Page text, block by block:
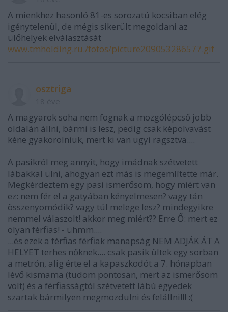
A mienkhez hasonló 81-es sorozatú kocsiban elég
igénytelenül, de mégis sikerült megoldani az
ülőhelyek elválasztását
www.tmholding.ru./fotos/picture209053286577.gif
osztriga
A magyarok soha nem fognak a mozgólépcső jobb
oldalán állni, bármi is lesz, pedig csak képolvavást
kéne gyakorolniuk, mert ki van ugyi ragsztva....
A pasikról meg annyit, hogy imádnak szétvetett
lábakkal ülni, ahogyan ezt más is megemlítette már.
Megkérdeztem egy pasi ismerősöm, hogy miért van
ez: nem fér el a gatyában kényelmesen? vagy tán
összenyomódik? vagy túl melege lesz? mindegyikre
nemmel válaszolt! akkor meg miért?? Erre Ő: mert ez
olyan férfias! - ühmm....
...és ezek a férfias férfiak manapság NEM ADJÁK ÁT A
HELYET terhes nőknek.... csak pasik ültek egy sorban
a metrón, alig érte el a kapaszkodót a 7. hónapban
lévő kismama (tudom pontosan, mert az ismerősöm
volt) és a férfiasságtól szétvetett lábú egyedek
szartak bármilyen megmozdulni és felállni!!! :(